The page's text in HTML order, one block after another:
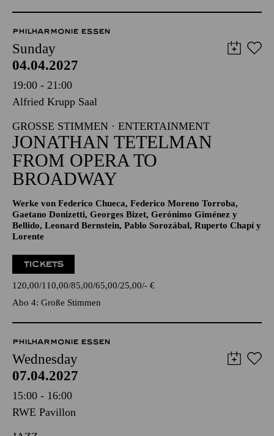
PHILHARMONIE ESSEN
Sunday
04.04.2027
19:00 - 21:00
Alfried Krupp Saal
GROSSE STIMMEN · ENTERTAINMENT
JONATHAN TETELMAN
FROM OPERA TO
BROADWAY
Werke von Federico Chueca, Federico Moreno Torroba,
Gaetano Donizetti, Georges Bizet, Gerónimo Giménez y
Bellido, Leonard Bernstein, Pablo Sorozábal, Ruperto Chapí y
Lorente
TICKETS
120,00 110,00 85,00 65,00 25,00 - €
Abo 4: Große Stimmen
PHILHARMONIE ESSEN
Wednesday
07.04.2027
15:00 - 16:00
RWE Pavillon